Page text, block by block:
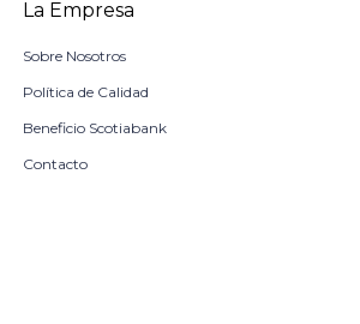
La Empresa
Sobre Nosotros
Política de Calidad
Beneficio Scotiabank
Contacto